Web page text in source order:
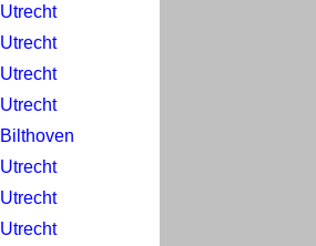
Utrecht
Utrecht
Utrecht
Utrecht
Bilthoven
Utrecht
Utrecht
Utrecht